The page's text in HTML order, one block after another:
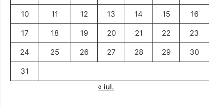
10 11 12 13 14 15 16
17 18 19 20 21 22 23
24 25 26 27 28 29 30
31
« iul.